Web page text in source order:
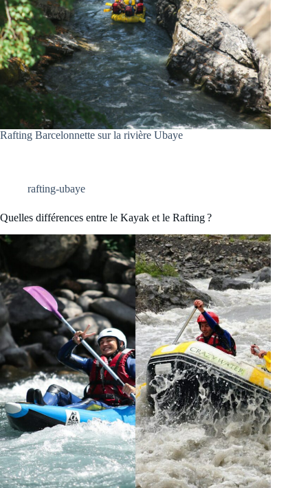
Rafting Barcelonnette sur la rivière Ubaye
rafting-ubaye
Quelles différences entre le Kayak et le Rafting ?